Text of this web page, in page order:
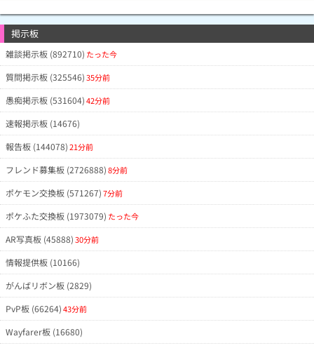
掲示板
雑談掲示板 (892710) たった今
質問掲示板 (325546)35分前
愚痴掲示板 (531604)42分前
速報掲示板 (14676)
報告板 (144078)21分前
フレンド募集板 (2726888)8分前
ポケモン交換板 (571267)7分前
ポケふた交換板 (1973079) たった今
AR写真板 (45888)30分前
情報提供板 (10166)
がんばリボン板 (2829)
PvP板 (66264)43分前
Wayfarer板 (16680)